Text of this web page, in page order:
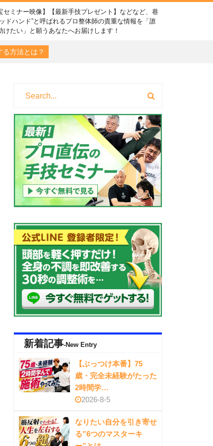
セミナー映像】【最新手技プレゼント】などなど、巷
ドハンド”と呼ばれるプロ整体師の貴重な情報を「誰
けたい」と願うあなたへお届けします！
る方法とは？
新着記事-New Entry
【ぶっつけ本番】75
歳・完全未経験がたった
2時間学…
2026-8-5
なりたい自分を引き寄せ
る”6つのマスターキ